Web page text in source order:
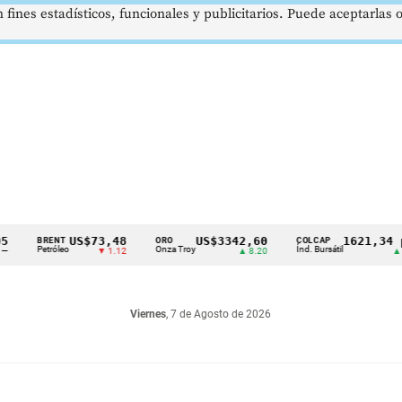
BRENT
Petróleo
US$73,48
▼ 1.12
ORO
Onza Troy
US$3342,60 COLCAP
Índ. Bursátil
1621,34 pts
Viernes, 7 de Agosto de 2026
estadísticos, funcionales y publicitarios. Puede aceptarlas